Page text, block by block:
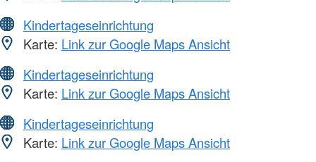
Kindertageseinrichtung
Karte: Link zur Google Maps Ansicht
Kindertageseinrichtung
Karte: Link zur Google Maps Ansicht
Kindertageseinrichtung
Karte: Link zur Google Maps Ansicht